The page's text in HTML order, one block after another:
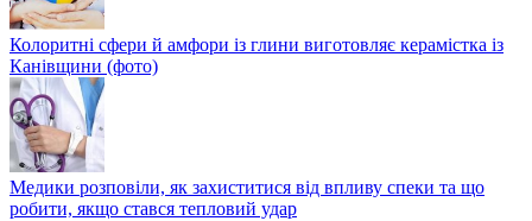
Колоритні сфери й амфори із глини виготовляє керамістка із
Канівщини (фото)
Медики розповіли, як захиститися від впливу спеки та що
робити, якщо стався тепловий удар